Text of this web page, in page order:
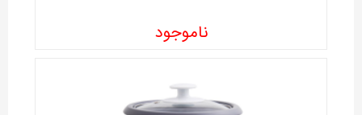
ناموجود